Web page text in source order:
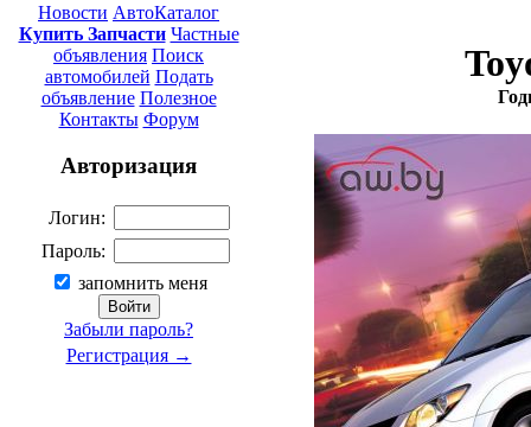
Новости АвтоКаталог
Купить Запчасти Частные
объявления Поиск
автомобилей Подать
объявление Полезное
Контакты Форум
Авторизация
Логин:
Пароль:
запомнить меня
Забыли пароль?
Регистрация →